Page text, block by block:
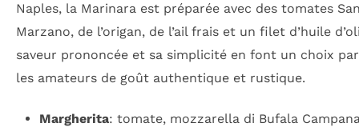
Naples, la Marinara est préparée avec des tomates
Marzano, de l’origan, de l’ail frais et un filet d’huile
saveur prononcée et sa simplicité en font un choix
les amateurs de goût authentique et rustique.
Margherita: tomate, mozzarella di Bufala